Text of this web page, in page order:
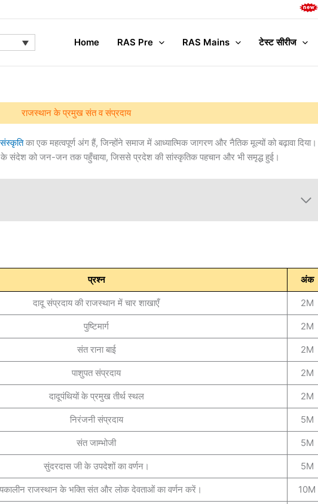
Home RAS Pre RAS Mains टेस्ट सीरीज
राजस्थान के प्रमुख संत व संप्रदाय
का एक महत्वपूर्ण अंग हैं, जिन्होंने समाज में आध्यात्मिक जागरण और नैतिक मूल्यों को बढ़ावा दिया।
संदेश को जन-जन तक पहुँचाया, जिससे प्रदेश की सांस्कृतिक पहचान और भी समृद्ध हुई।
प्रश्न अंक
दादू संप्रदाय की राजस्थान में चार शाखाएँ 2M
पुष्टिमार्ग 2M
संत राना बाई 2M
पाशुपत संप्रदाय 2M
दादूपंथियों के प्रमुख तीर्थ स्थल 2M
निरंजनी संप्रदाय 5M
संत जाम्भोजी 5M
सुंदरदास जी के उपदेशों का वर्णन। 5M
राजस्थान के भक्ति संत और लोक देवताओं का वर्णन करें। 10M